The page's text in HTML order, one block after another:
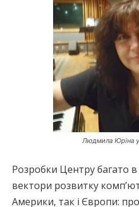
Людмила Юріна у
Розробки Центру багато
вектори розвитку
Америки, так і Європи: